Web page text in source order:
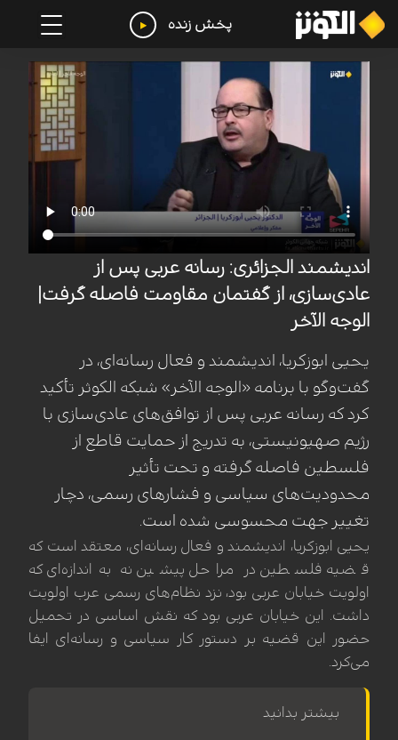
پخش زنده
اندیشمند الجزائری: رسانه عربی پس از
عادی‌سازی، از گفتمان مقاومت فاصله گرفت|
الوجه الآخر
یحیی ابوزکریا، اندیشمند و فعال رسانه‌ای، در
گفت‌وگو با برنامه «الوجه الآخر» شبکه الکوثر تأکید
کرد که رسانه عربی پس از توافق‌های عادی‌سازی با
رژیم صهیونیستی، به تدریج از حمایت قاطع از
فلسطین فاصله گرفته و تحت تأثیر
محدودیت‌های سیاسی و فشارهای رسمی، دچار
تغییر جهت محسوسی شده است.
یحیی ابوزکریا، اندیشمند و فعال رسانه‌ای، معتقد است که
قضیه فلسطین در مراحل پیشین نه به‌اندازه‌ای که
اولویت خیابان عربی بود، نزد نظام‌های رسمی عرب اولویت
داشت. این خیابان عربی بود که نقش اساسی در تحمیل
حضور این قضیه بر دستور کار سیاسی و رسانه‌ای ایفا
می‌کرد.
بیشتر بدانید